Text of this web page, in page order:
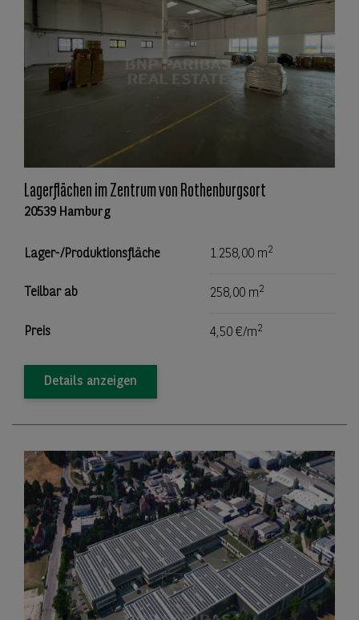
Lagerflächen im Zentrum von Rothenburgsort
20539 Hamburg
Lager-/Produktionsfläche 1.258,00 m2
Teilbar ab 258,00 m2
Preis 4,50 €/m2
Details anzeigen